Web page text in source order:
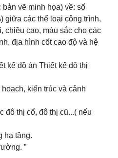
vẽ minh họa) về: số
giữa các thể loại công trình,
chiều cao, màu sắc cho các
địa hình cốt cao độ và hệ
kế đồ án Thiết kế đô thị
kiến trúc và cảnh
đô thị cổ, đô thị cũ...( nếu
hạ tầng.
”